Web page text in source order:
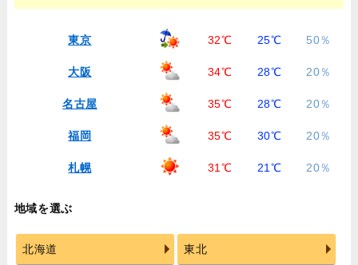
東京 32℃ 25℃ 50％
大阪 34℃ 28℃ 20％
名古屋 35℃ 28℃ 20％
福岡 35℃ 30℃ 20％
札幌 31℃ 21℃ 20％
地域を選ぶ
北海道 東北